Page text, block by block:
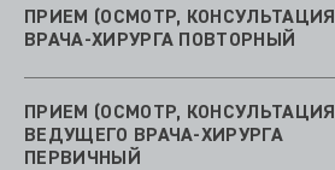
ПРИЕМ (ОСМОТР,
ВРАЧА-ХИРУРГА ПОВТОРНЫЙ
ПРИЕМ (ОСМОТР,
ВЕДУЩЕГО ВРАЧА-ХИРУРГА
ПЕРВИЧНЫЙ